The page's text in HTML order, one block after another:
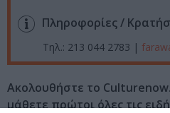
Πληροφορίες /
Τηλ.: 213 044 2783 |
Ακολουθήστε το
μάθετε πρώτοι όλες τις